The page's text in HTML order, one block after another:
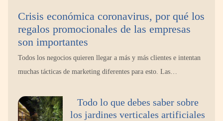
La llanta más cara puede ser la que menos
cuesta: Michelin lo demuestra ante notario
público
transición a la jornada de 40 horas? Guía
InfoBlock
Crisis económica coronavirus, por qué los
regalos promocionales de las empresas
son importantes
Todos los negocios quieren llegar a más y más clientes e intentan
muchas tácticas de marketing diferentes para esto. Las…
Todo lo que debes saber sobre
los jardines verticales artificiales